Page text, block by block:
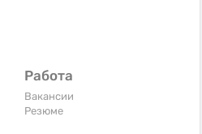
Работа
Вакансии
Резюме